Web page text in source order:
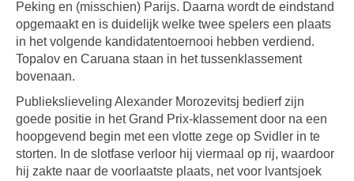
Peking en (misschien) Parijs. Daarna wordt de eindstand
opgemaakt en is duidelijk welke twee spelers een plaats
in het volgende kandidatentoernooi hebben verdiend.
Topalov en Caruana staan in het tussenklassement
bovenaan.
Publiekslieveling Alexander Morozevitsj bedierf zijn
goede positie in het Grand Prix-klassement door na een
hoopgevend begin met een vlotte zege op Svidler in te
storten. In de slotfase verloor hij viermaal op rij, waardoor
hij zakte naar de voorlaatste plaats, net voor lvantsjoek